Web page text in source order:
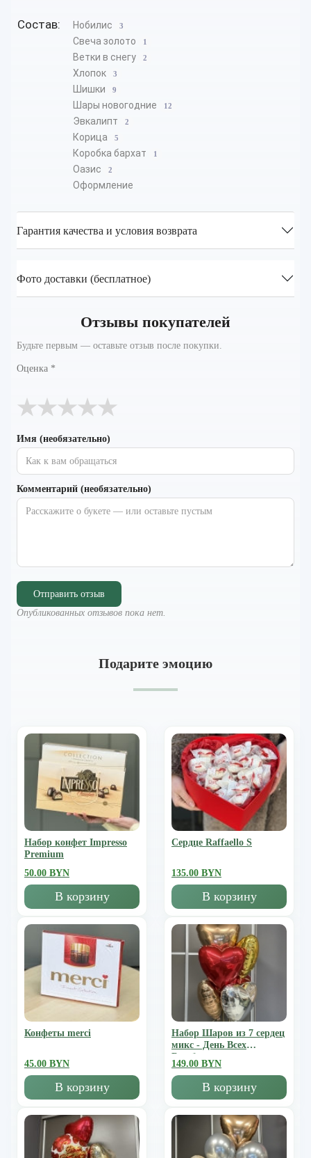
Состав: Нобилис 3
Свеча золото 1
Ветки в снегу 2
Хлопок 3
Шишки 9
Шары новогодние 12
Эвкалипт 2
Корица 5
Коробка бархат 1
Оазис 2
Оформление
Гарантия качества и условия возврата
Фото доставки (бесплатное)
Отзывы покупателей
Будьте первым — оставьте отзыв после покупки.
Оценка *
★
★
★
★
★
Имя (необязательно)
Комментарий (необязательно)
Отправить отзыв
Опубликованных отзывов пока нет.
Подарите эмоцию
Набор конфет Impresso
Premium
50.00 BYN
В корзину
Сердце Raffaello S
135.00 BYN
В корзину
Конфеты merci
45.00 BYN
В корзину
Набор Шаров из 7 сердец
микс - День Всех
Влюбленных
149.00 BYN
В корзину